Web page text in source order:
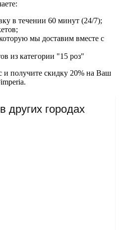
в течении 60 минут (24/7);
мы доставим вместе с
из категории "15 роз"
и получите скидку 20% на Ваш
других городах